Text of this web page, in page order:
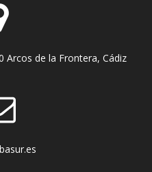
Arcos de la Frontera, Cádiz